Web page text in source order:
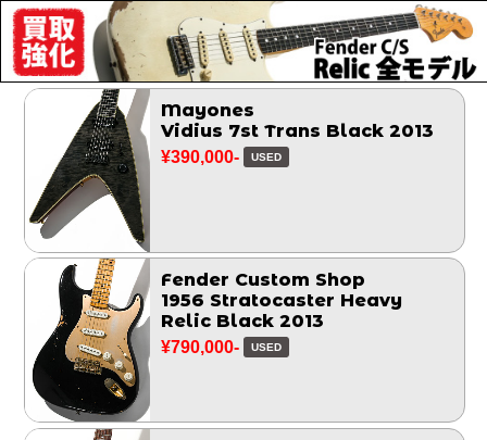
Mayones
Vidius 7st Trans Black 2013
¥390,000- USED
Fender Custom Shop
1956 Stratocaster Heavy
Relic Black 2013
¥790,000- USED